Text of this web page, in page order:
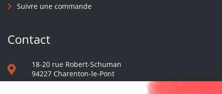
Suivre une commande
Contact
18-20 rue Robert-Schuman
94227 Charenton-le-Pont